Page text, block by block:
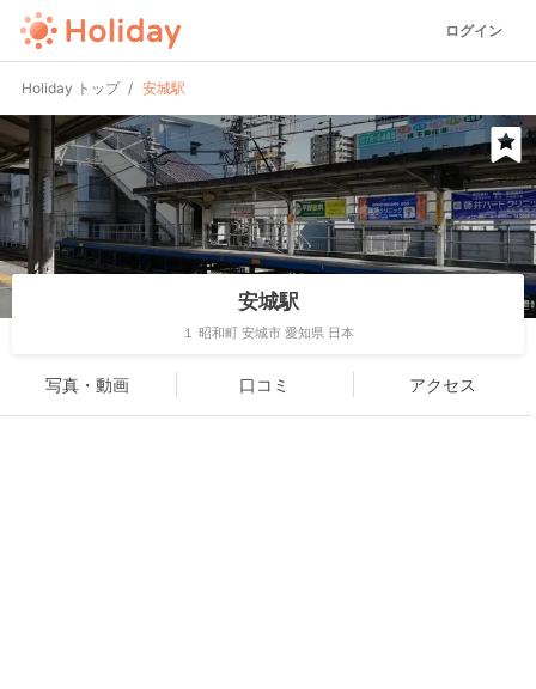
ログイン
Holiday トップ 安城駅
安城駅
１ 昭和町 安城市 愛知県 日本
写真・動画 口コミ アクセス